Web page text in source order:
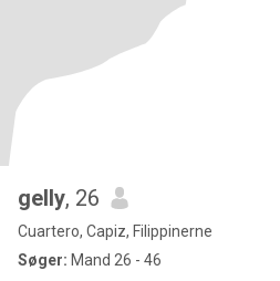
gelly, 26
Cuartero, Capiz, Filippinerne
Søger: Mand 26 - 46